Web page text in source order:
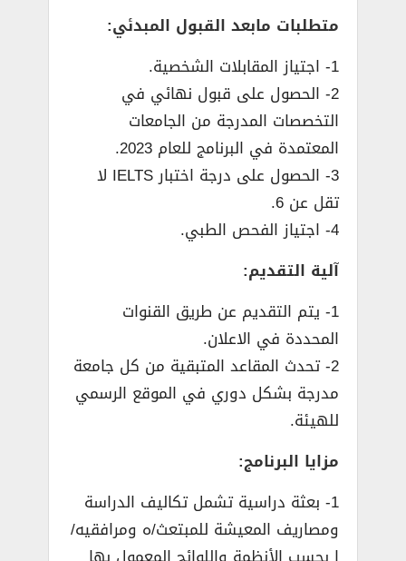
متطلبات مابعد القبول المبدئي:
1- اجتياز المقابلات الشخصية.
2- الحصول على قبول نهائي في
التخصصات المدرجة من الجامعات
المعتمدة في البرنامج للعام 2023.
3- الحصول على درجة اختبار IELTS لا
تقل عن 6.
4- اجتياز الفحص الطبي.
آلية التقديم:
1- يتم التقديم عن طريق القنوات
المحددة في الاعلان.
2- تحدث المقاعد المتبقية من كل جامعة
مدرجة بشكل دوري في الموقع الرسمي
للهيئة.
مزايا البرنامج:
1- بعثة دراسية تشمل تكاليف الدراسة
ومصاريف المعيشة للمبتعث/ه ومرافقيه/